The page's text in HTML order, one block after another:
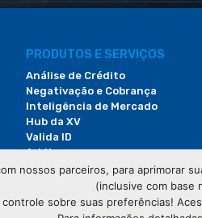
PRODUTOS E SERVIÇOS
Análise de Crédito
Negativação e Cobrança
Inteligência de Mercado
Hub da XV
Valida ID
Arbitac
Locação de Espaços
nossos parceiros, para aprimorar
(inclusive com base
sobre suas preferências!